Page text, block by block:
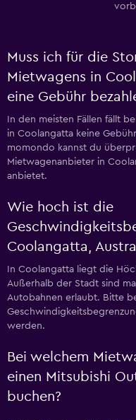
Muss ich für die
Mietwagens in
eine Gebühr
In den meisten Fällen fällt
in Coolangatta keine
momondo kannst du
Mietwagenanbieter in
anbietet.
Wie hoch ist die
Coolangatta,
In Coolangatta liegt die
Außerhalb der Stadt sind
Autobahnen erlaubt. Bitte
werden.
Bei welchem
einen Mitsubishi
buchen?